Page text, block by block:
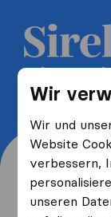
Wir
Wir und
Website
verbessern,
unseren
5
erhalten